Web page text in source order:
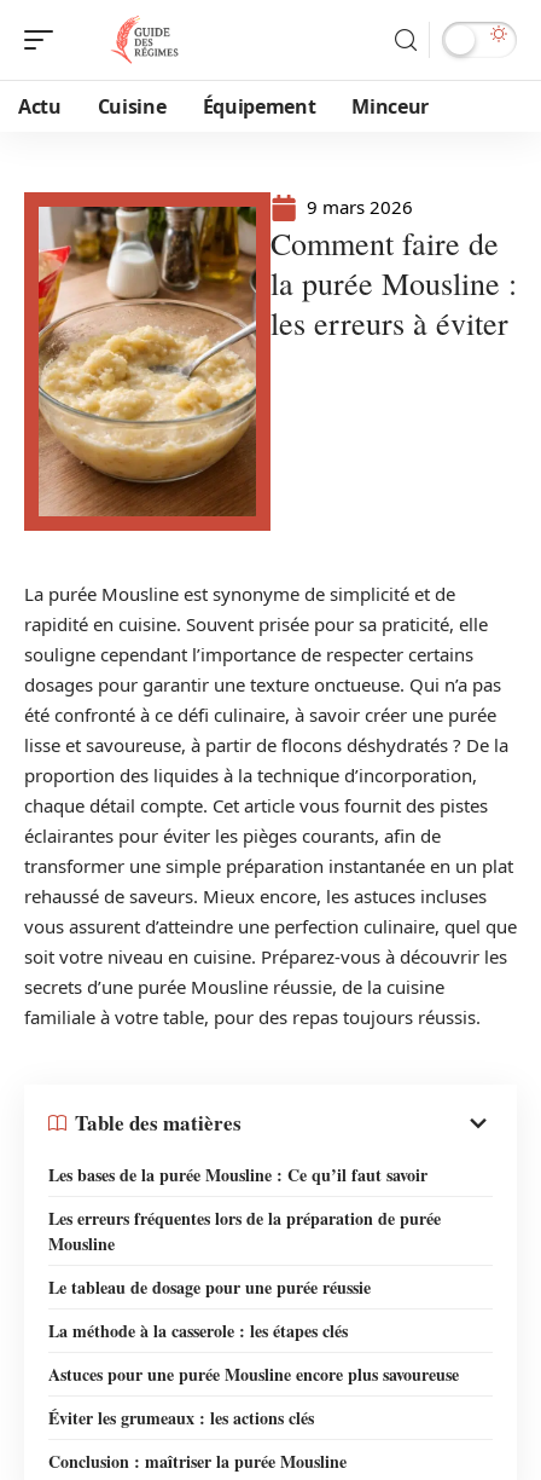
Actu Cuisine Équipement Minceur
9 mars 2026
Comment faire de
la purée Mousline :
les erreurs à éviter
La purée Mousline est synonyme de simplicité et de
rapidité en cuisine. Souvent prisée pour sa praticité, elle
souligne cependant l’importance de respecter certains
dosages pour garantir une texture onctueuse. Qui n’a pas
été confronté à ce défi culinaire, à savoir créer une purée
lisse et savoureuse, à partir de flocons déshydratés ? De la
proportion des liquides à la technique d’incorporation,
chaque détail compte. Cet article vous fournit des pistes
éclairantes pour éviter les pièges courants, afin de
transformer une simple préparation instantanée en un plat
rehaussé de saveurs. Mieux encore, les astuces incluses
vous assurent d’atteindre une perfection culinaire, quel que
soit votre niveau en cuisine. Préparez-vous à découvrir les
secrets d’une purée Mousline réussie, de la cuisine
familiale à votre table, pour des repas toujours réussis.
Table des matières
Les bases de la purée Mousline : Ce qu’il faut savoir
Les erreurs fréquentes lors de la préparation de purée
Mousline
Le tableau de dosage pour une purée réussie
La méthode à la casserole : les étapes clés
Astuces pour une purée Mousline encore plus savoureuse
Éviter les grumeaux : les actions clés
Conclusion : maîtriser la purée Mousline